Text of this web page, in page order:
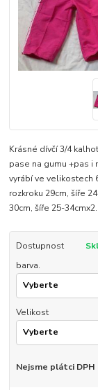
Krásné dívčí 3/4
pase na gumu +pas i
vyrábí ve velikostech
rozkroku 29cm, šíře
30cm, šíře 25-
Dostupnost
barva.
Velikost
Nejsme plátci DPH